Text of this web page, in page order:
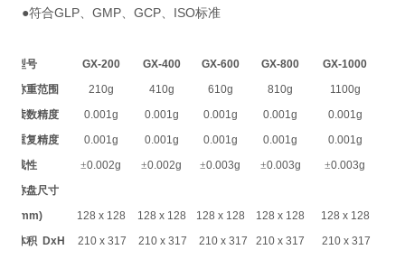
●符合GLP、 GMP、 GCP、 ISO标准
型号 GX-200 GX-400 GX-600 GX-800
GX-1000
称重范围
210g 410g 610g 810g
1100g
读数精度
0.001g 0.001g 0.001g 0.001g
0.001g
重复精度
0.001g 0.001g 0.001g 0.001g
0.001g
线性
±0.002g ±0.002g ±0.003g ±0.003g ±0.003g
称盘尺寸
(mm)
128 x 128 128 x 128 128 x 128 128 x 128
128 x 128
体积 DxH
210 x 317
210 x 317
210 x 317 210 x 317
210 x 317